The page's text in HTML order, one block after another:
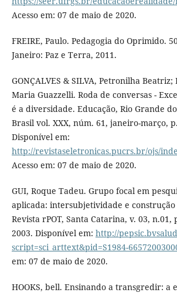
Acesso em: 07 de maio de 2020.
FREIRE, Paulo. Pedagogia do Oprimido.
Janeiro: Paz e Terra, 2011.
GONÇALVES & SILVA, Petronilha Beatriz;
Maria Guazzelli. Roda de conversas -
é a diversidade. Educação, Rio Grande
Brasil vol. XXX, núm. 61, janeiro-março,
Disponível em:
http://revistaseletronicas.pucrs.br/ojs/
Acesso em: 07 de maio de 2020.
GUI, Roque Tadeu. Grupo focal em
aplicada: intersubjetividade e construção
Revista rPOT, Santa Catarina, v. 03, n.01,
2003. Disponível em: http://
script=sci_arttext&pid=S1984-
em: 07 de maio de 2020.
HOOKS, bell. Ensinando a transgredir: a